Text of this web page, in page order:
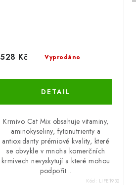
Vyprodáno
528 Kč
Krmivo Cat Mix obsahuje vitaminy,
aminokyseliny, fytonutrienty a
antioxidanty prémiové kvality, které
se obvykle v mnoha komerčních
krmivech nevyskytují a které mohou
podpořit...
Kód: LIFE1932